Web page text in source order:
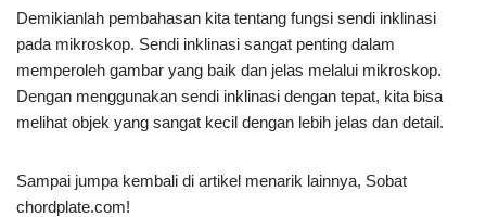
Demikianlah pembahasan kita tentang fungsi sendi inklinasi
pada mikroskop. Sendi inklinasi sangat penting dalam
memperoleh gambar yang baik dan jelas melalui mikroskop.
Dengan menggunakan sendi inklinasi dengan tepat, kita bisa
melihat objek yang sangat kecil dengan lebih jelas dan detail.
Sampai jumpa kembali di artikel menarik lainnya, Sobat
chordplate.com!